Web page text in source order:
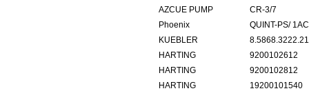
AZCUE PUMP
CR-3/7
Phoenix
QUINT-PS/
KUEBLER
HARTING
9200102612
HARTING
9200102812
HARTING
19200101540